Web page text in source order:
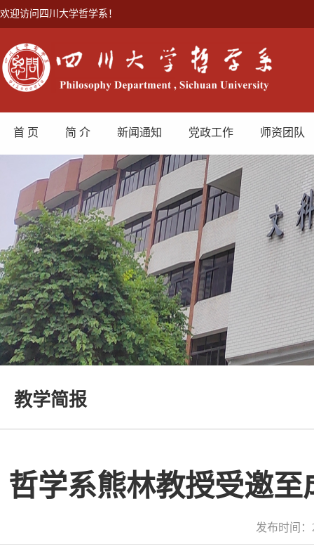
欢迎访问四川大学哲学系！
首 页 简 介 新闻通知 党政工作 师资团队
教学简报
哲学系熊林教授受邀
发布时间